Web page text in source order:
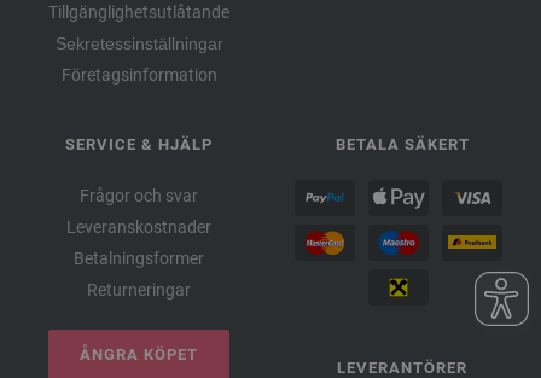
Tillgänglighetsutlåtande
Sekretessinställningar
Företagsinformation
SERVICE & HJÄLP
Frågor och svar
Leveranskostnader
Betalningsformer
Returneringar
ÅNGRA KÖPET
BETALA SÄKERT
LEVERANTÖRER